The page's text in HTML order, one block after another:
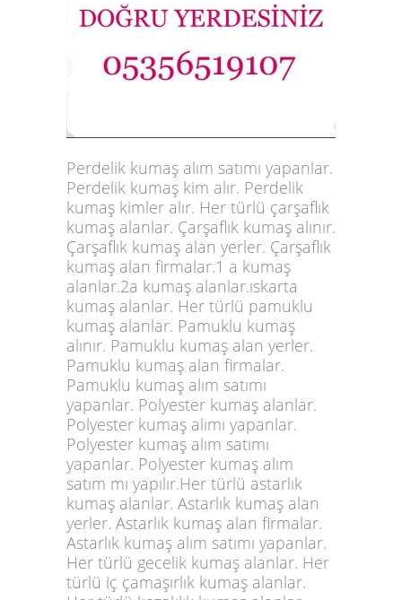
Perdelik kumaş alım satımı yapanlar.
Perdelik kumaş kim alır. Perdelik
kumaş kimler alır. Her türlü çarşaflık
kumaş alanlar. Çarşaflık kumaş alınır.
Çarşaflık kumaş alan yerler. Çarşaflık
kumaş alan firmalar.1 a kumaş
alanlar.2a kumaş alanlar.ıskarta
kumaş alanlar. Her türlü pamuklu
kumaş alanlar. Pamuklu kumaş
alınır. Pamuklu kumaş alan yerler.
Pamuklu kumaş alan firmalar.
Pamuklu kumaş alım satımı
yapanlar. Polyester kumaş alanlar.
Polyester kumaş alımı yapanlar.
Polyester kumaş alım satımı
yapanlar. Polyester kumaş alım
satım mı yapılır.Her türlü astarlık
kumaş alanlar. Astarlık kumaş alan
yerler. Astarlık kumaş alan firmalar.
Astarlık kumaş alım satımı yapanlar.
Her türlü gecelik kumaş alanlar. Her
türlü iç çamaşırlık kumaş alanlar.